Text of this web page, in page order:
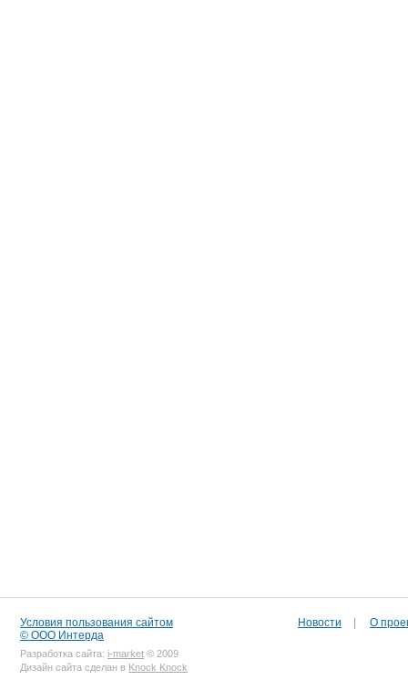
Условия пользования сайтом
© ООО Интерда
Разработка сайта: i-market © 2009
Дизайн сайта сделан в Knock Knock
Новости О